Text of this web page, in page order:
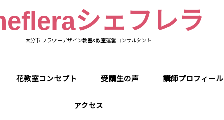
シェフレラ
大分市 フラワーデザイン教室&教室運営コンサルタント
花教室コンセプト 受講生の声 講師プロフィール
アクセス